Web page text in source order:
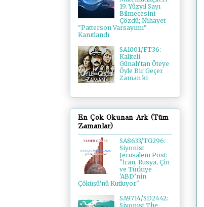
19. Yüzyıl Sayı
Bilmecesini
Çözdü; Nihayet
"Patterson Varsayımı"
Kanıtlandı
SA1001/FT36:
Kaliteli
Günah’tan Öteye
Öyle Bir Geçer
Zaman ki
En Çok Okunan Ark (Tüm
Zamanlar)
SA8633/TG296:
Siyonist
Jerusalem Post:
"İran, Rusya, Çin
ve Türkiye
'ABD’nin
Çöküşü'nü Kutluyor"
SA9714/SD2442:
Siyonist The